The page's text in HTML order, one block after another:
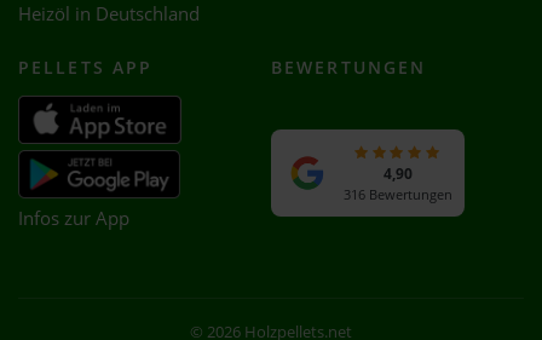
Heizöl in Deutschland
PELLETS APP
Infos zur App
BEWERTUNGEN
4,90
316 Bewertungen
© 2026 Holzpellets.net